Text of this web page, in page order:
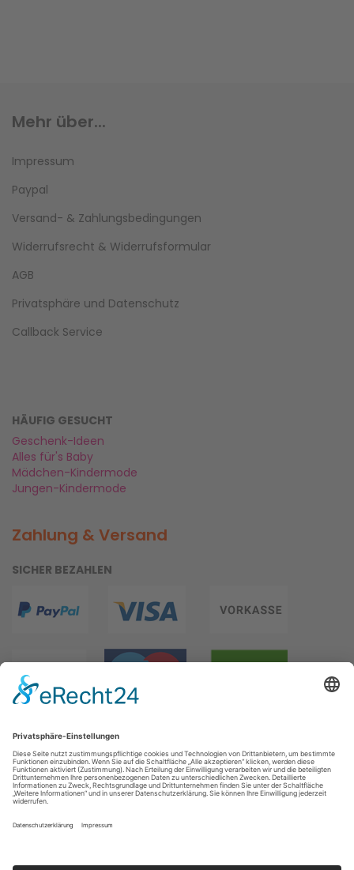
Mehr über...
Impressum
Paypal
Versand- & Zahlungsbedingungen
Widerrufsrecht & Widerrufsformular
AGB
Privatsphäre und Datenschutz
Callback Service
HÄUFIG GESUCHT
Geschenk-Ideen
Alles für's Baby
Mädchen-Kindermode
Jungen-Kindermode
Zahlung & Versand
SICHER BEZAHLEN
WIR VERSENDEN MIT